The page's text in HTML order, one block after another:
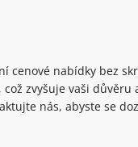
cenové nabídky bez
zvyšuje vaši důvěru
nás, abyste se